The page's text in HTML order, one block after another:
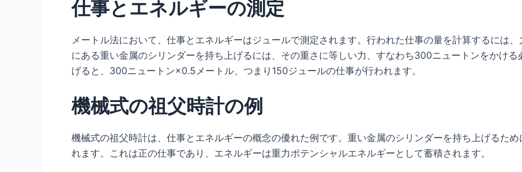
仕事とエネルギーの測定
メートル法において、仕事とエネルギーはジュールで測定されます。行われた仕事の量を計算するには
にある重い金属のシリンダーを持ち上げるには、その重さに等しい力、すなわち300ニュートンをかけ
げると、300ニュートン×0.5メートル、つまり150ジュールの仕事が行われます。
機械式の祖父時計の例
機械式の祖父時計は、仕事とエネルギーの概念の優れた例です。重い金属のシリンダーを持ち上げるた
れます。これは正の仕事であり、エネルギーは重力ポテンシャルエネルギーとして蓄積されます。